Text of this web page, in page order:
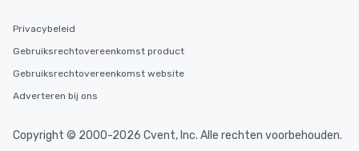
Privacybeleid
Gebruiksrechtovereenkomst product
Gebruiksrechtovereenkomst website
Adverteren bij ons
Copyright © 2000-2026 Cvent, Inc. Alle rechten voorbehouden.